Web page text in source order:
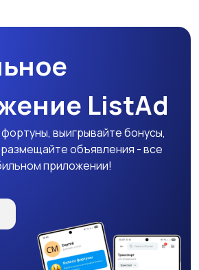
ListAd
выигрывайте бонусы,
объявления - все
приложении!